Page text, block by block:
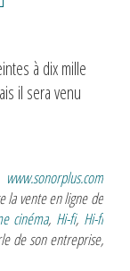
à dix mille
il sera venu
www.sonorplus.com
la vente en ligne de
cinéma, Hi-fi, Hi-fi
de son entreprise,